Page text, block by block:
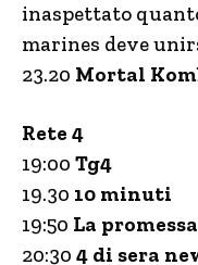
inaspettato
marines deve
23.20 Mortal
Rete 4
19:00 Tg4
19.30 10 minuti
19:50 La promessa
20:30 4 di sera